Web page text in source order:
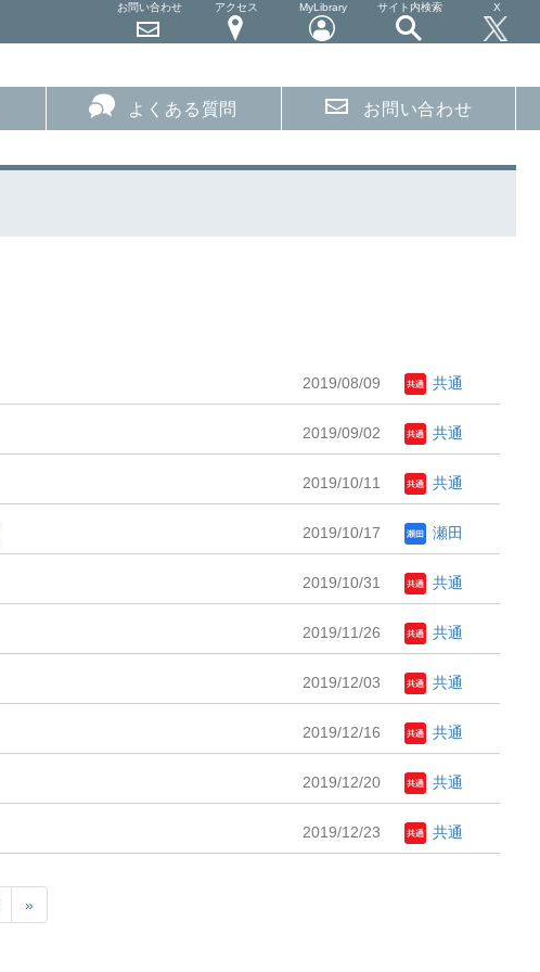
お問い合わせ アクセス MyLibrary サイト内検索 X
よくある質問 お問い合わせ
2019/08/09 共通
2019/09/02 共通
2019/10/11 共通
2019/10/17 瀬田
2019/10/31 共通
2019/11/26 共通
2019/12/03 共通
2019/12/16 共通
2019/12/20 共通
2019/12/23 共通
»